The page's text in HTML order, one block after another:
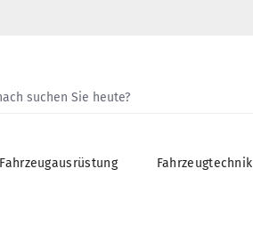
Fahrzeugausrüstung Fahrzeugtechnik